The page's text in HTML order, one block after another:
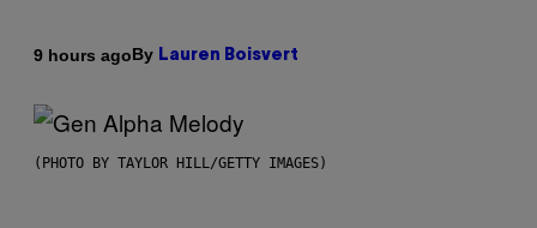
9 hours agoBy Lauren Boisvert
(PHOTO BY TAYLOR HILL/GETTY IMAGES)